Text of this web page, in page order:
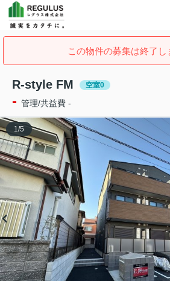
この物件の募集は終了し
R-style FM 空室0
- 管理/共益費 -
1/5